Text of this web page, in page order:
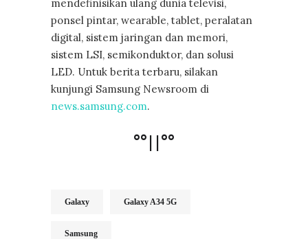
mendefinisikan ulang dunia televisi,
ponsel pintar, wearable, tablet, peralatan
digital, sistem jaringan dan memori,
sistem LSI, semikonduktor, dan solusi
LED. Untuk berita terbaru, silakan
kunjungi Samsung Newsroom di
news.samsung.com.
°°||°°
Galaxy Galaxy A34 5G
Samsung